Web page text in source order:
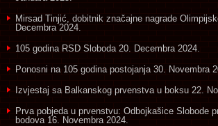
Mirsad Tinjić, dobitnik značajne nagrade
Decembra 2024.
105 godina RSD Sloboda 20. Decembra 2024.
Ponosni na 105 godina postojanja 30. Novembra
Izvjestaj sa Balkanskog prvenstva u boksu 22.
Prva pobjeda u prvenstvu: Odbojkašice Slobode
bodova 16. Novembra 2024.